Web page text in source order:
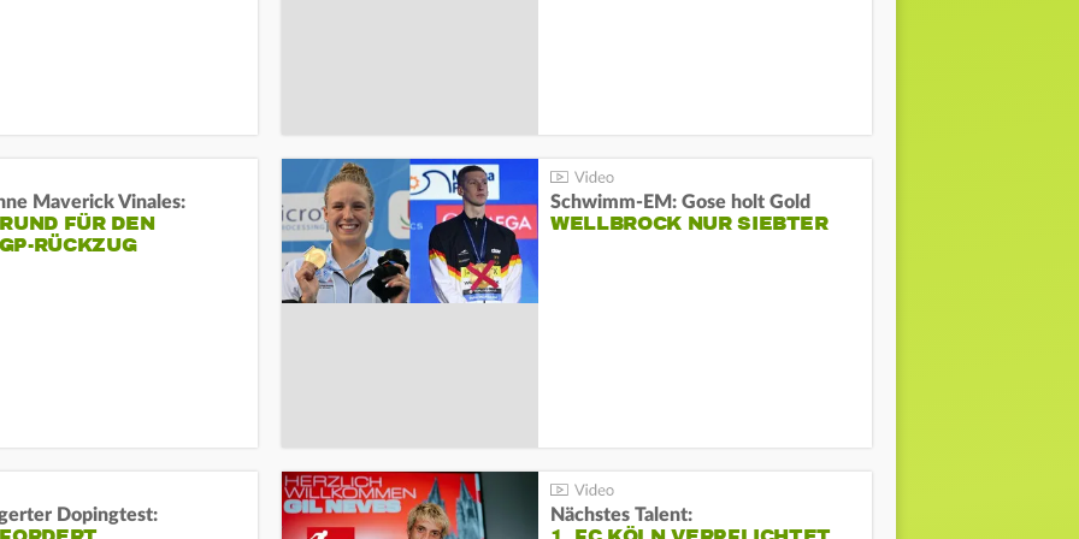
Maverick Vinales:
FÜR DEN
RÜCKZUG
Schwimm-EM: Gose holt Gold
WELLBROCK NUR SIEBTER
Dopingtest: Nächstes Talent: